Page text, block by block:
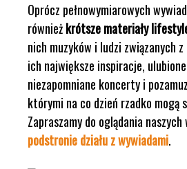
Oprócz pełnowymiarowych
równieżkrótsze materiały
nich muzyków i ludzi związanych z
ich największe inspiracje,
niezapomniane koncerty i
którymi na co dzień rzadko mogą
Zapraszamy do oglądania
podstronie działu z wywiadami.